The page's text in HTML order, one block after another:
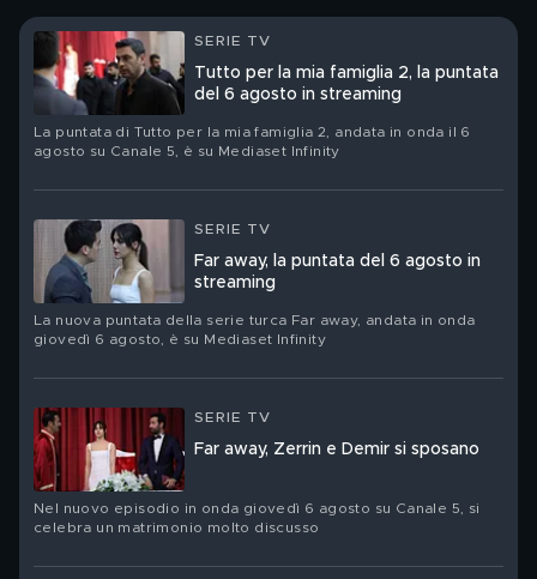
SERIE TV
Tutto per la mia famiglia 2, la puntata
del 6 agosto in streaming
La puntata di Tutto per la mia famiglia 2, andata in onda il 6
agosto su Canale 5, è su Mediaset Infinity
SERIE TV
Far away, la puntata del 6 agosto in
streaming
La nuova puntata della serie turca Far away, andata in onda
giovedì 6 agosto, è su Mediaset Infinity
SERIE TV
Far away, Zerrin e Demir si sposano
Nel nuovo episodio in onda giovedì 6 agosto su Canale 5, si
celebra un matrimonio molto discusso